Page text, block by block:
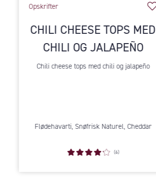
Opskrifter
CHILI CHEESE TOPS MED
CHILI OG JALAPEÑO
Chili cheese tops med chili og jalapeño
Flødehavarti, Snøfrisk Naturel, Cheddar
(6)